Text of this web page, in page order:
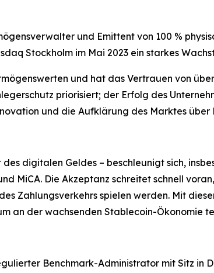
und Emittent von 100 %
Stockholm im Mai 2023 ein starkes
und hat das Vertrauen von über
priorisiert; der Erfolg des
und die Aufklärung des Marktes über
digitalen Geldes – beschleunigt sich,
MiCA. Die Akzeptanz schreitet schnell
Zahlungsverkehrs spielen werden. Mit
an der wachsenden Stablecoin-Ökonomie
Benchmark-Administrator mit Sitz in